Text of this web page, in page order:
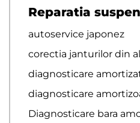
Reparatia
autoservice japonez
corectia janturilor din
diagnosticare
diagnosticare
Diagnosticare bara